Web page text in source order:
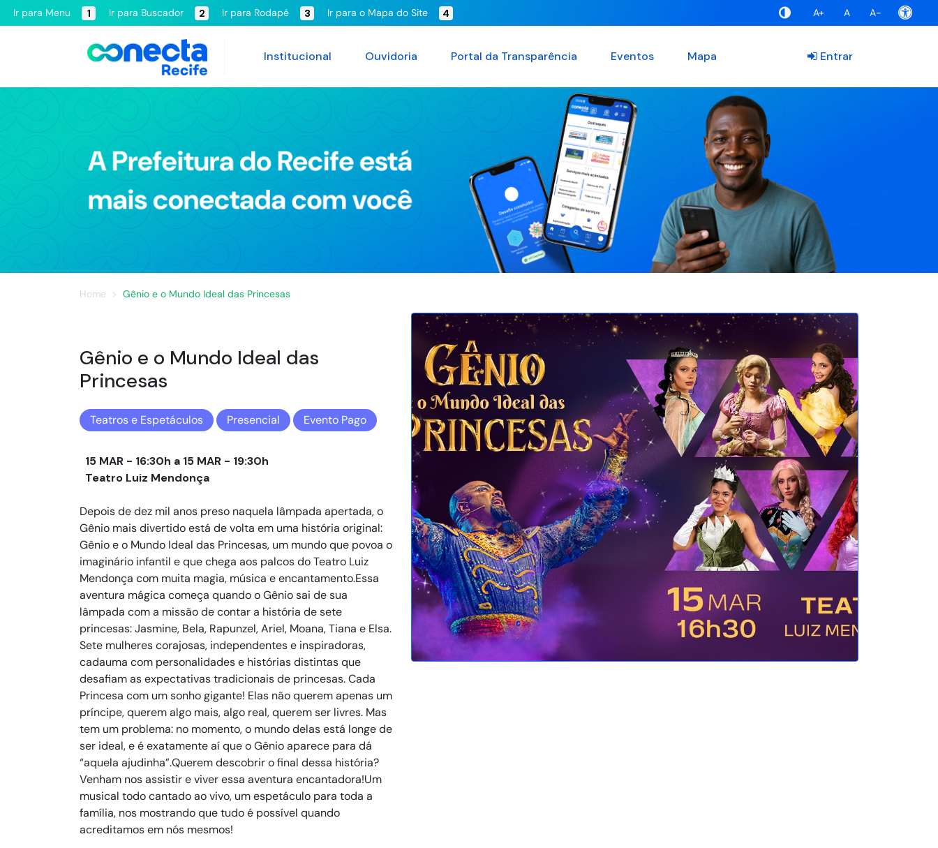
Ir para Menu 1 Ir para Buscador 2 Ir para Rodapé 3 Ir para o Mapa do Site 4 A+ A A-
Institucional Ouvidoria Portal da Transparência Eventos Mapa Entrar
Home Gênio e o Mundo Ideal das Princesas
Gênio e o Mundo Ideal das
Princesas
Teatros e Espetáculos Presencial Evento Pago
15 MAR - 16:30h a 15 MAR - 19:30h
Teatro Luiz Mendonça
Depois de dez mil anos preso naquela lâmpada apertada, o
Gênio mais divertido está de volta em uma história original:
Gênio e o Mundo Ideal das Princesas, um mundo que povoa o
imaginário infantil e que chega aos palcos do Teatro Luiz
Mendonça com muita magia, música e encantamento.Essa
aventura mágica começa quando o Gênio sai de sua
lâmpada com a missão de contar a história de sete
princesas: Jasmine, Bela, Rapunzel, Ariel, Moana, Tiana e Elsa.
Sete mulheres corajosas, independentes e inspiradoras,
cadauma com personalidades e histórias distintas que
desafiam as expectativas tradicionais de princesas. Cada
Princesa com um sonho gigante! Elas não querem apenas um
príncipe, querem algo mais, algo real, querem ser livres. Mas
tem um problema: no momento, o mundo delas está longe de
ser ideal, e é exatamente aí que o Gênio aparece para dá
“aquela ajudinha”.Querem descobrir o final dessa história?
Venham nos assistir e viver essa aventura encantadora!Um
musical todo cantado ao vivo, um espetáculo para toda a
família, nos mostrando que tudo é possível quando
acreditamos em nós mesmos!